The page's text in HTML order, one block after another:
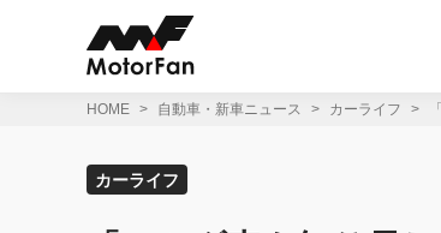
HOME 自動車・新車ニュース カーライフ
カーライフ